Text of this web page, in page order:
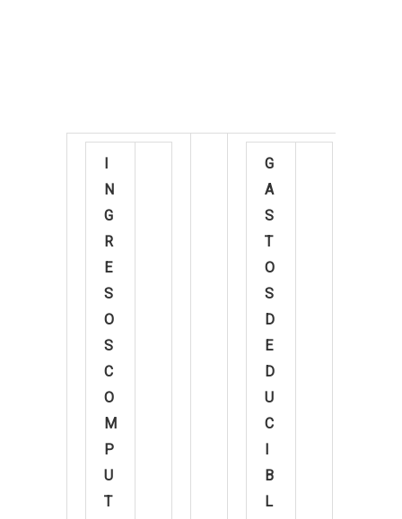
N
G
R
E
S
O
S
C
O
M
P
U
T
G
A
S
T
O
S
D
E
D
U
C
B
L